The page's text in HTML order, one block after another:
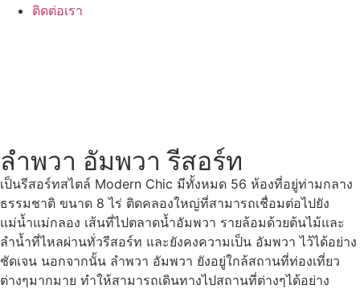
ติดต่อเรา
ลำพวา อัมพวา รีสอร์ท
เป็นรีสอร์ทสไตล์ Modern Chic มีทั้งหมด 56 ห้องที่อยู่ท่ามกลาง
ธรรมชาติ ขนาด 8 ไร่ ติดคลองใหญ่ที่สามารถเชื่อมต่อไปยัง
แม่น้ำแม่กลอง เส้นที่ไปตลาดน้ำอัมพวา รายล้อมด้วยต้นไม้และ
ลำน้ำที่ไหลผ่านทั่วรีสอร์ท และยังคงความเป็น อัมพวา ไว้ได้อย่าง
ชัดเจน นอกจากนั้น ลำพวา อัมพวา ยังอยู่ใกล้สถานที่ท่องเที่ยว
ต่างๆมากมาย ทำให้สามารถเดินทางไปสถานที่ต่างๆได้อย่าง